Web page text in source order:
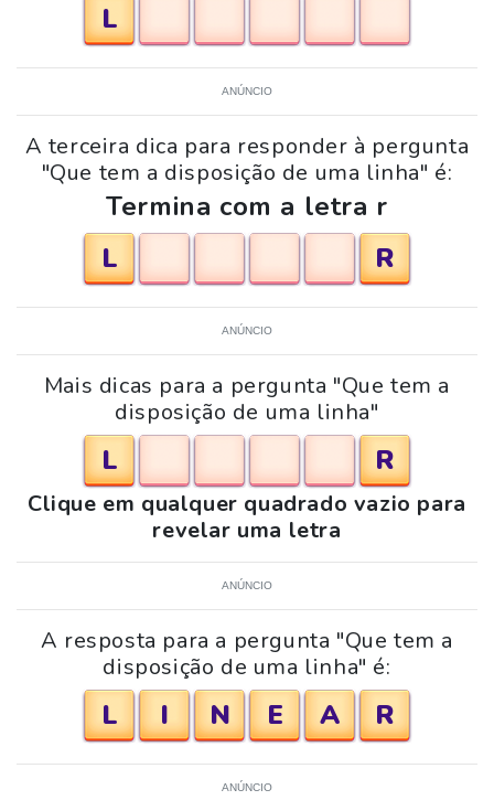
L
ANÚNCIO
A terceira dica para responder à pergunta
"Que tem a disposição de uma linha" é:
Termina com a letra r
L
R
ANÚNCIO
Mais dicas para a pergunta "Que tem a
disposição de uma linha"
L R
Clique em qualquer quadrado vazio para
revelar uma letra
ANÚNCIO
A resposta para a pergunta "Que tem a
disposição de uma linha" é:
L I N E A R
ANÚNCIO